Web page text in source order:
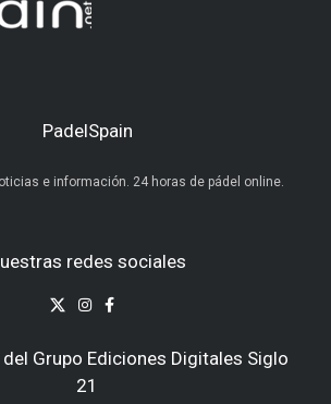
PadelSpain
e información. 24 horas de pádel online.
redes sociales
Grupo Ediciones Digitales Siglo
21